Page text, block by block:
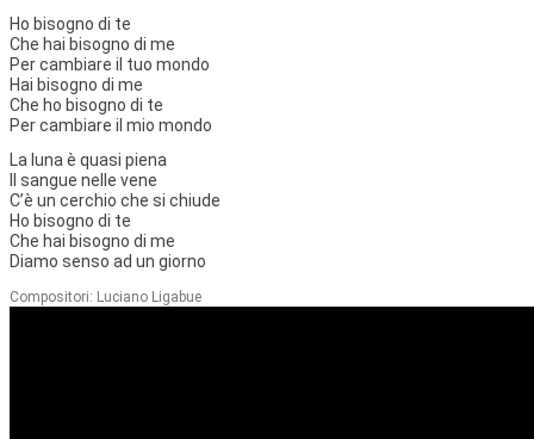
Ho bisogno di te
Che hai bisogno di me
Per cambiare il tuo mondo
Hai bisogno di me
Che ho bisogno di te
Per cambiare il mio mondo
La luna è quasi piena
Il sangue nelle vene
C’è un cerchio che si chiude
Ho bisogno di te
Che hai bisogno di me
Diamo senso ad un giorno
Compositori: Luciano Ligabue